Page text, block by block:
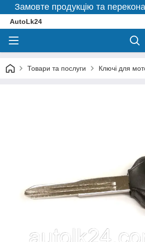
Замовте продукцію та
AutoLk24
Товари та послуги Ключі для